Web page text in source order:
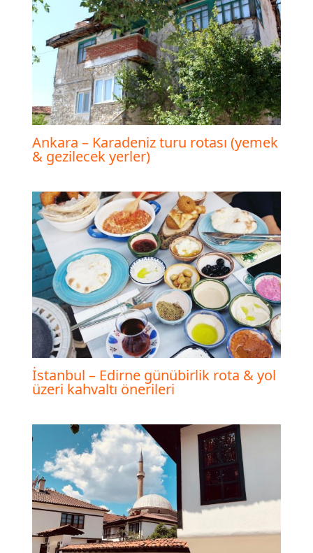
Ankara – Karadeniz turu rotası (yemek
& gezilecek yerler)
İstanbul – Edirne günübirlik rota & yol
üzeri kahvaltı önerileri